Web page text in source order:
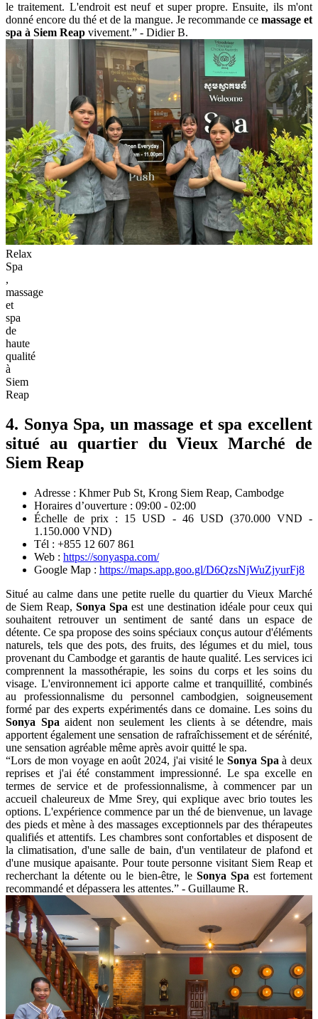
Ouvert en 2023, situé sur Sivutha Road à côté de l'hôtel Park Hyatt,
à quelques mètres de Pub Street,Relax Spaa été créé pour offrir un
refuge contre le stress de la vie moderne.
soins et des massages du visage et du corps de qualité à Siem Reap,
au Cambodge. Les services duRelax Spacomprennent la
réflexologie plantaire, des massages anti-stress, des massages
traditionnels khmers, des huiles essentielles et de l'aromathérapie,
des compresses à base de plantes naturelles et des massages balinais
et suédois. Avec pour devise la confiance du client,
Relax Spa
propose des services avec une équipe de thérapeutes ayant suivi des
formations approfondies, garantissant aux clients une véritable
expérience 5 étoiles sous la table. Les mains de personnes qualifiées
restaurent même les corps les plus fatigués.
“J'ai eu le soin du visage le plus relaxant après avoir eu un très
mauvais coup de soleil. Ma peau s'est sentie beaucoup mieux après.
Ils sont venus me chercher à mon hôtel et m'ont donné du thé avant
le traitement. L'endroit est neuf et super propre. Ensuite, ils m'ont
donné encore du thé et de la mangue. Je recommande cemassage et
spa à Siem Reap
vivement.” - Didier B.
Relax
Spa​
massage
haute
qualité
Siem
Reap
4. Sonya Spa, un massage et spa excellent
situé au quartier du Vieux Marché de
Siem Reap
Adresse : Khmer Pub St, Krong Siem Reap, Cambodge
Horaires d’ouverture : 09:00 - 02:00
Échelle de prix : 15 USD - 46 USD (370.000 VND -
1.150.000 VND)
Tél : +855 12 607 861
Web :https://sonyaspa.com/
Google Map :https://maps.app.goo.gl/D6QzsNjWuZjyurFj8
Situé au calme dans une petite ruelle du quartier du Vieux Marché
de Siem Reap,Sonya Spaest une destination idéale pour ceux qui
souhaitent retrouver un sentiment de santé dans un espace de
détente. Ce spa propose des soins spéciaux conçus autour d'éléments
naturels, tels que des pots, des fruits, des légumes et du miel, tous
provenant du Cambodge et garantis de haute qualité. Les services ici
comprennent la massothérapie, les soins du corps et les soins du
visage. L'environnement ici apporte calme et tranquillité, combinés
au professionnalisme du personnel cambodgien, soigneusement
formé par des experts expérimentés dans ce domaine. Les soins du
Sonya Spaaident non seulement les clients à se détendre, mais
apportent également une sensation de rafraîchissement et de sérénité,
une sensation agréable même après avoir quitté le spa.
“Lors de mon voyage en août 2024, j'ai visité le Sonya Spa
à deux
reprises et j'ai été constamment impressionné. Le spa excelle en
termes de service et de professionnalisme, à commencer par un
accueil chaleureux de Mme Srey, qui explique avec brio toutes les